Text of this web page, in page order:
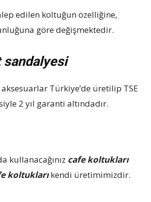
edilen koltuğun özelliğine,
göre değişmektedir.
Türkiye’de üretilip TSE
2 yıl garanti altındadır.
kullanacağınız cafe koltukları
koltuklarıkendi üretimimizdir.